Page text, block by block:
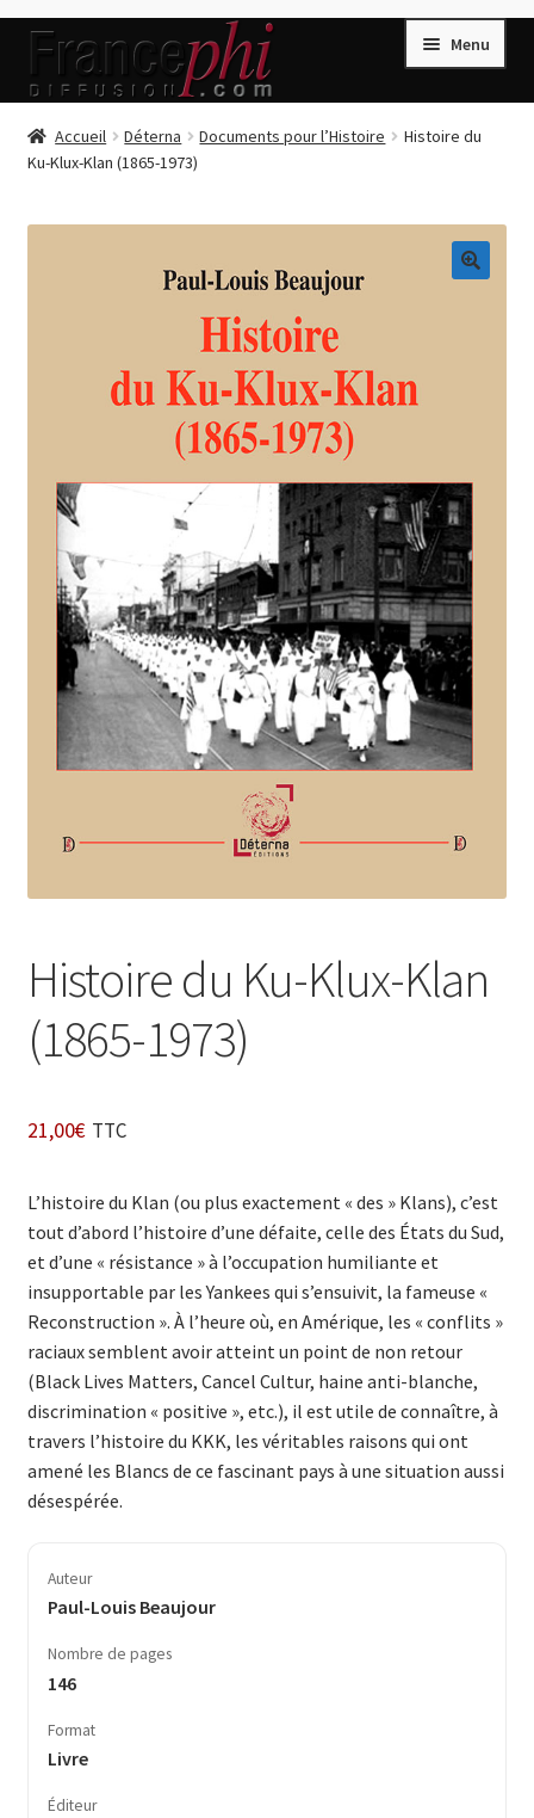
Aller
la
Aller
contenu
Menu
Accueil
Accueil
Enregistrement
Livres de Peter Randa
Livres de Philippe Randa
Login Customizer
Newsletter
Nous Contacter
Panier
Politique de confidentialité et cookies
Accueil Déterna Documents pour l’Histoire
Histoire du
Ku-Klux-Klan (1865-1973)
Histoire du Ku-Klux-Klan
(1865-1973)
21,00€ TTC
L’histoire du Klan (ou plus exactement « des » Klans), c’est
tout d’abord l’histoire d’une défaite, celle des États du Sud,
et d’une « résistance » à l’occupation humiliante et
insupportable par les Yankees qui s’ensuivit, la fameuse «
Reconstruction ». À l’heure où, en Amérique, les « conflits »
raciaux semblent avoir atteint un point de non retour
(Black Lives Matters, Cancel Cultur, haine anti-blanche,
discrimination « positive », etc.), il est utile de connaître, à
travers l’histoire du KKK, les véritables raisons qui ont
amené les Blancs de ce fascinant pays à une situation aussi
désespérée.
Auteur
Paul-Louis Beaujour
Nombre de pages
146
Format
Livre
Éditeur